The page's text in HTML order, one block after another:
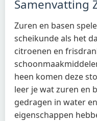
Samenvatting
Zuren en basen
scheikunde als het
citroenen en
heen komen deze
leer je wat zuren en
gedragen in water
eigenschappen